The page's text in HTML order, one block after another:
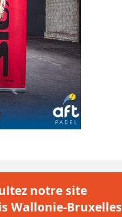
notre site
Wallonie-Bruxelles